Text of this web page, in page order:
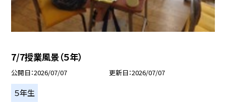
7/7授業風景（５年）
公開日 2026/07/07 更新日 2026/07/07
５年生